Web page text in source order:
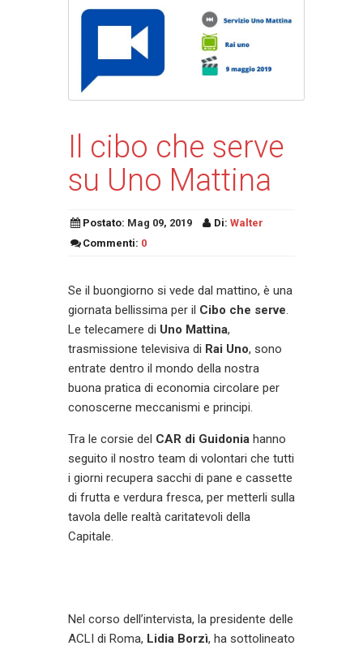
Il cibo che serve
su Uno Mattina
Postato: Mag 09, 2019 Di: Walter
Commenti: 0
Se il buongiorno si vede dal mattino, è una
giornata bellissima per il Cibo che serve.
Le telecamere di Uno Mattina,
trasmissione televisiva di Rai Uno, sono
entrate dentro il mondo della nostra
buona pratica di economia circolare per
conoscerne meccanismi e principi.
Tra le corsie del CAR di Guidonia hanno
seguito il nostro team di volontari che tutti
i giorni recupera sacchi di pane e cassette
di frutta e verdura fresca, per metterli sulla
tavola delle realtà caritatevoli della
Capitale.
Nel corso dell’intervista, la presidente delle
ACLI di Roma, Lidia Borzì, ha sottolineato